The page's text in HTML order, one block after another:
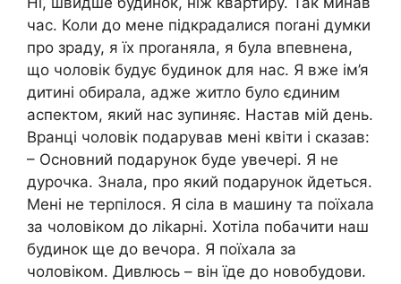
час. Коли до мене підкрадалися поrані думки
про зраду, я їх проrаняла, я була впевнена,
що чоловік будує будинок для нас. Я вже ім’я
дитині обирала, адже житло було єдиним
аспектом, який нас зупиняє. Настав мій день.
Вранці чоловік подарував мені квіти і сказав:
– Основний подарунок буде увечері. Я не
дурочка. Знала, про який подарунок йдеться.
Мені не терпілося. Я сіла в машину та поїхала
за чоловіком до ліkарні. Хотіла побачити наш
будинок ще до вечора. Я поїхала за
чоловіком. Дивлюсь – він їде до новобудови.